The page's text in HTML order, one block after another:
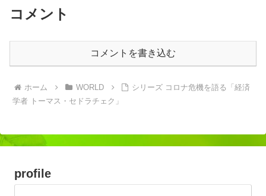
コメント
コメントを書き込む
ホーム WORLD
シリーズ コロナ危機を語る「経済
学者 トーマス・セドラチェク」
profile